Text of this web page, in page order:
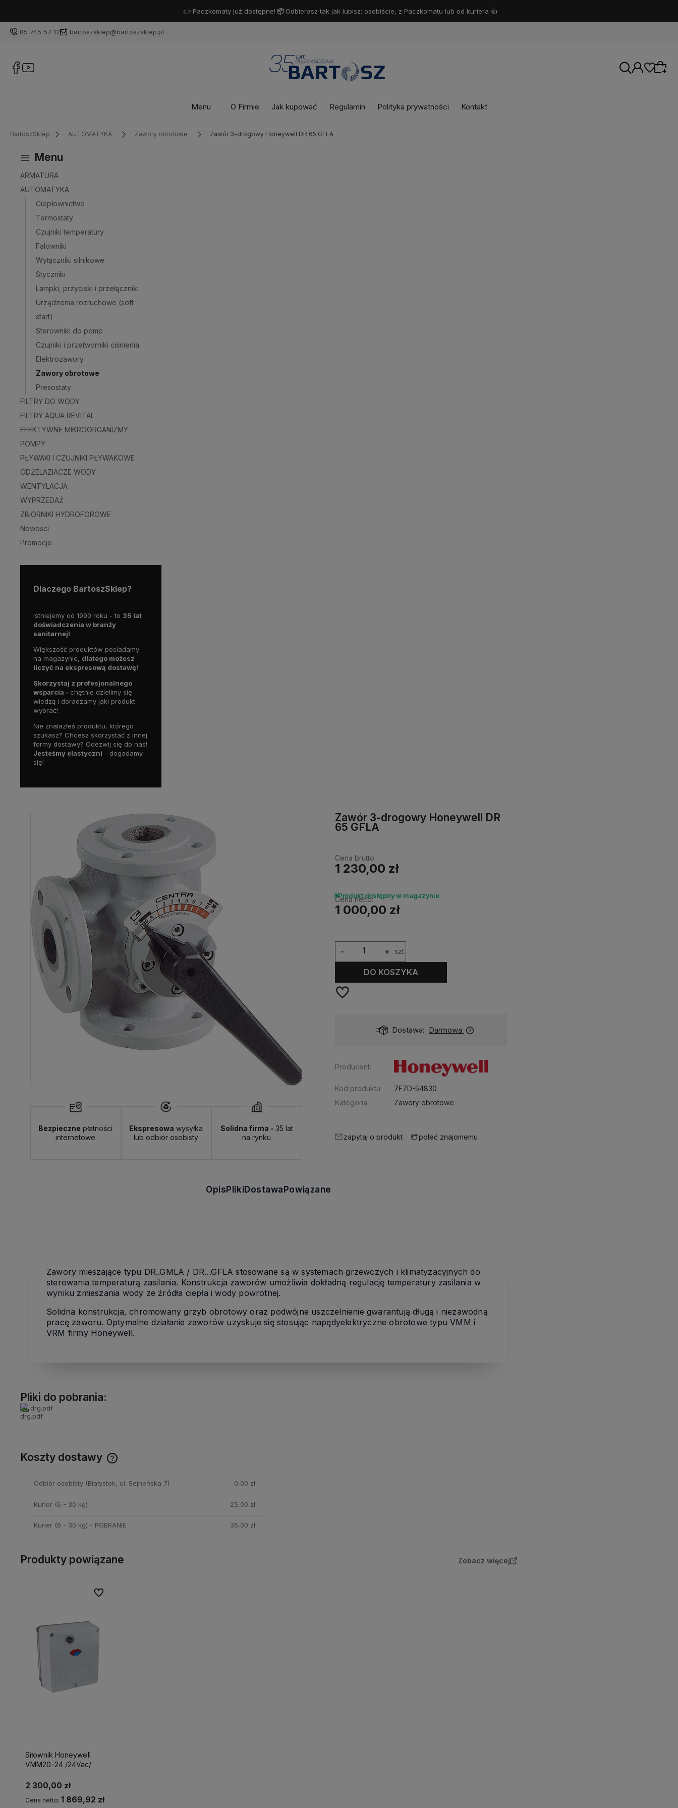
👉 Paczkomaty już dostępne! 📦 Odbierasz tak jak lubisz: osobiście, z Paczkomatu lub od kuriera 👍
85 745 57 12 bartoszsklep@bartoszsklep.pl
Menu O Firmie Jak kupować Regulamin Polityka prywatności Kontakt
BartoszSklep AUTOMATYKA Zawory obrotowe Zawór 3-drogowy Honeywell DR 65 GFLA
Menu
ARMATURA
AUTOMATYKA
Ciepłownictwo
Termostaty
Czujniki temperatury
Falowniki
Wyłączniki silnikowe
Styczniki
Lampki, przyciski i przełączniki
Urządzenia rozruchowe (soft
start)
Sterowniki do pomp
Czujniki i przetworniki ciśnienia
Elektrozawory
Zawory obrotowe
Presostaty
FILTRY DO WODY
FILTRY AQUA REVITAL
EFEKTYWNE MIKROORGANIZMY
POMPY
PŁYWAKI I CZUJNIKI PŁYWAKOWE
ODŻELAZIACZE WODY
WENTYLACJA
WYPRZEDAŻ
ZBIORNIKI HYDROFOROWE
Nowości
Promocje
Dlaczego BartoszSklep?
Istniejemy od 1990 roku - to 35 lat
doświadczenia w branży
sanitarnej!
Większość produktów posiadamy
na magazynie, dlatego możesz
liczyć na ekspresową dostawę!
Skorzystaj z profesjonalnego
wsparcia - chętnie dzielimy się
wiedzą i doradzamy jaki produkt
wybrać!
Nie znalazłeś produktu, którego
szukasz? Chcesz skorzystać z innej
formy dostawy? Odezwij się do nas!
Jesteśmy elastyczni - dogadamy
się!
Bezpieczne płatności
internetowe
Ekspresowa wysyłka
lub odbiór osobisty
Solidna firma - 35 lat
na rynku
Zawór 3-drogowy Honeywell DR
65 GFLA
Cena brutto:
1 230,00 zł
Produkt dostępny w magazynie
Cena netto:
1 000,00 zł
+
- szt.
DO KOSZYKA
Darmowa Dostępność: Dostawa: Darmowa
Producent:
Kod produktu:
7F7D-54830
Kategoria:
Zawory obrotowe
zapytaj o produkt poleć znajomemu
OpisPlikiDostawaPowiązane
Zawory mieszające typu DR..GMLA / DR…GFLA stosowane są w systemach grzewczych i klimatyzacyjnych do
sterowania temperaturą zasilania. Konstrukcja zaworów umożliwia dokładną regulację temperatury zasilania w
wyniku zmieszania wody ze źródła ciepła i wody powrotnej.
Solidna konstrukcja, chromowany grzyb obrotowy oraz podwójne uszczelnienie gwarantują długą i niezawodną
pracę zaworu. Optymalne działanie zaworów uzyskuje się stosując napędyelektryczne obrotowe typu VMM i
VRM firmy Honeywell.
Pliki do pobrania:
drg.pdf
Koszty dostawy
Cena nie zawiera ewentualnych
Odbiór osobisty(Białystok, ul. Sejneńska 7) 0,00 zł
Kurier (6 - 30 kg) 25,00 zł
Kurier (6 - 30 kg) - POBRANIE 35,00 zł
Produkty powiązane Zobacz więcej
Siłownik Honeywell
VMM20-24 /24Vac/
2 300,00 zł
Cena netto: 1 869,92 zł
Do ulubionych